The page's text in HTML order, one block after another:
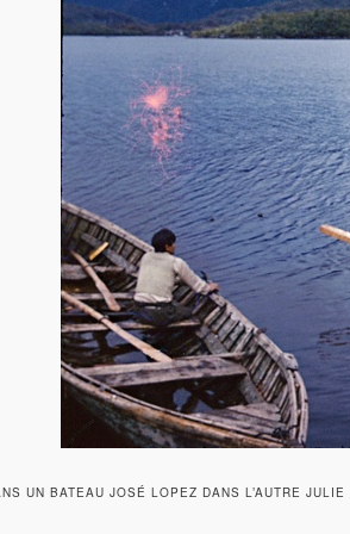
UN BATEAU JOSÉ LOPEZ DANS L’AUTRE